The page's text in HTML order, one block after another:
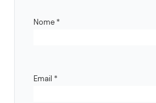
Nome *
Email *